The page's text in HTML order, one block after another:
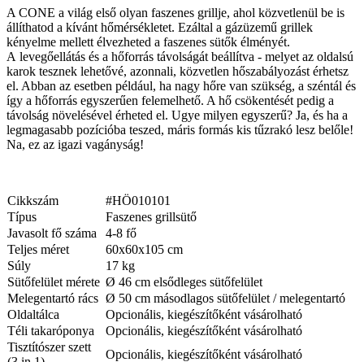
A CONE a világ első olyan faszenes grillje, ahol közvetlenül be is
állíthatod a kívánt hőmérsékletet. Ezáltal a gázüzemű grillek
kényelme mellett élvezheted a faszenes sütők élményét.
A levegőellátás és a hőforrás távolságát beállítva - melyet az oldalsú
karok tesznek lehetővé, azonnali, közvetlen hőszabályozást érhetsz
el. Abban az esetben például, ha nagy hőre van szükség, a széntál és
így a hőforrás egyszerűen felemelhető. A hő csökentését pedig a
távolság növelésével érheted el. Ugye milyen egyszerű? Ja, és ha a
legmagasabb pozícióba teszed, máris formás kis tűzrakó lesz belőle!
Na, ez az igazi vagányság!
Cikkszám
#HÖ010101
Típus
Faszenes grillsütő
Javasolt fő száma
4-8 fő
Teljes méret
60x60x105 cm
Súly
17 kg
Sütőfelület mérete Ø 46 cm elsődleges sütőfelület
Melegentartó rács Ø 50 cm másodlagos sütőfelület / melegentartó
Oldaltálca
Opcionális, kiegészítőként vásárolható
Téli takaróponya
Opcionális, kiegészítőként vásárolható
Tisztítószer szett
Opcionális, kiegészítőként vásárolható